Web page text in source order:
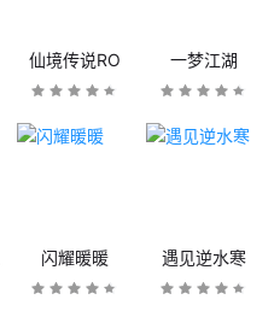
仙境传说RO 一梦江湖
闪耀暖暖 遇见逆水寒